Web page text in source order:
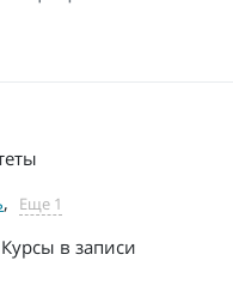
, Еще 1
в записи